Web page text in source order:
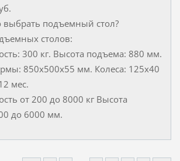
выбрать подъемный стол?
столов:
300 кг. Высота подъема: 880 мм.
850х500x55 мм. Колеса: 125х40
мес.
от 200 до 8000 кг Высота
до 6000 мм.